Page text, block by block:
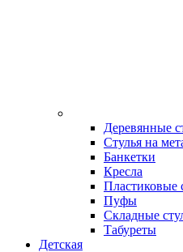
Деревянные
Стулья на
Банкетки
Кресла
Пластиковые
Пуфы
Складные
Табуреты
Детская